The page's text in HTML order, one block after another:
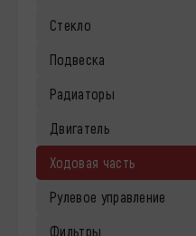
Стекло
Подвеска
Радиаторы
Двигатель
Ходовая часть
Рулевое управление
Фильтры